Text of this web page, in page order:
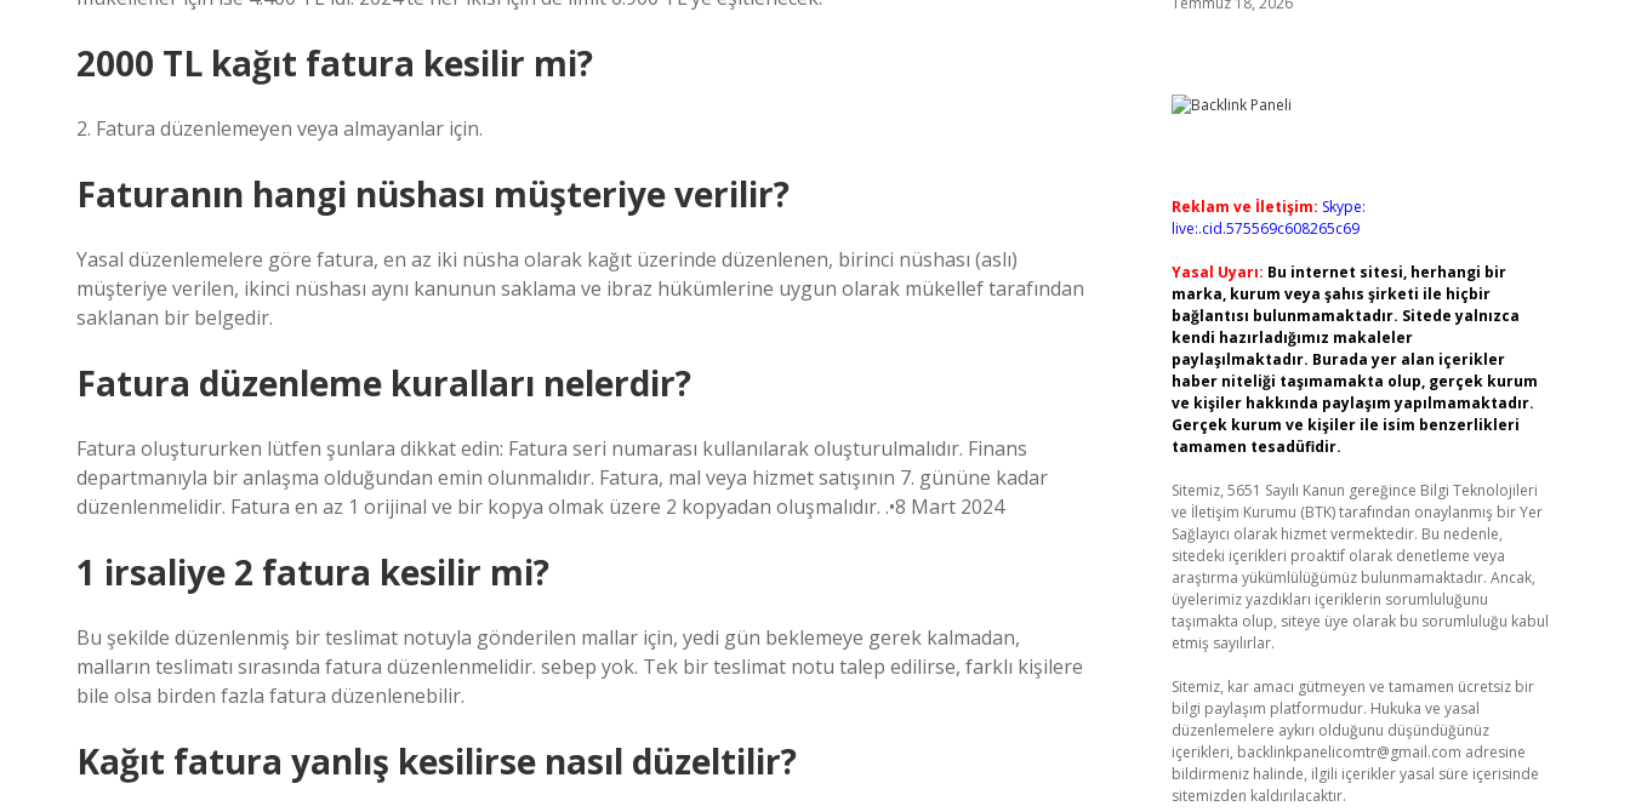
2000 TL kağıt fatura kesilir mi?
2. Fatura düzenlemeyen veya almayanlar için.
Faturanın hangi nüshası müşteriye verilir?
Yasal düzenlemelere göre fatura, en az iki nüsha olarak kağıt üzerinde düzenlenen, birinci nüshası (aslı)
müşteriye verilen, ikinci nüshası aynı kanunun saklama ve ibraz hükümlerine uygun olarak mükellef tarafından
saklanan bir belgedir.
Fatura düzenleme kuralları nelerdir?
Fatura oluştururken lütfen şunlara dikkat edin: Fatura seri numarası kullanılarak oluşturulmalıdır. Finans
departmanıyla bir anlaşma olduğundan emin olunmalıdır. Fatura, mal veya hizmet satışının 7. gününe kadar
düzenlenmelidir. Fatura en az 1 orijinal ve bir kopya olmak üzere 2 kopyadan oluşmalıdır. .•8 Mart 2024
1 irsaliye 2 fatura kesilir mi?
Bu şekilde düzenlenmiş bir teslimat notuyla gönderilen mallar için, yedi gün beklemeye gerek kalmadan,
malların teslimatı sırasında fatura düzenlenmelidir. sebep yok. Tek bir teslimat notu talep edilirse, farklı kişilere
bile olsa birden fazla fatura düzenlenebilir.
Kağıt fatura yanlış kesilirse nasıl düzeltilir?
Reklam ve İletişim: Skype:
live:.cid.575569c608265c69
Yasal Uyarı: Bu internet sitesi, herhangi bir
marka, kurum veya şahıs şirketi ile hiçbir
bağlantısı bulunmamaktadır. Sitede yalnızca
kendi hazırladığımız makaleler
paylaşılmaktadır. Burada yer alan içerikler
haber niteliği taşımamakta olup, gerçek kurum
ve kişiler hakkında paylaşım yapılmamaktadır.
Gerçek kurum ve kişiler ile isim benzerlikleri
tamamen tesadüfidir.
Sitemiz, 5651 Sayılı Kanun gereğince Bilgi Teknolojileri
ve İletişim Kurumu (BTK) tarafından onaylanmış bir Yer
Sağlayıcı olarak hizmet vermektedir. Bu nedenle,
sitedeki içerikleri proaktif olarak denetleme veya
araştırma yükümlülüğümüz bulunmamaktadır. Ancak,
üyelerimiz yazdıkları içeriklerin sorumluluğunu
taşımakta olup, siteye üye olarak bu sorumluluğu kabul
etmiş sayılırlar.
Sitemiz, kar amacı gütmeyen ve tamamen ücretsiz bir
bilgi paylaşım platformudur. Hukuka ve yasal
düzenlemelere aykırı olduğunu düşündüğünüz
içerikleri, backlinkpanelicomtr@gmail.com adresine
bildirmeniz halinde, ilgili içerikler yasal süre içerisinde
sitemizden kaldırılacaktır.